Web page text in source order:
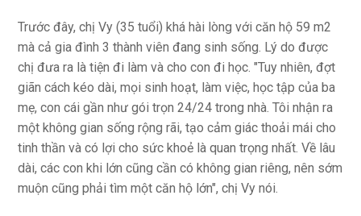
Trước đây, chị Vy (35 tuổi) khá hài lòng với căn hộ 59 m2
mà cả gia đình 3 thành viên đang sinh sống. Lý do được
chị đưa ra là tiện đi làm và cho con đi học. "Tuy nhiên, đợt
giãn cách kéo dài, mọi sinh hoạt, làm việc, học tập của ba
mẹ, con cái gần như gói trọn 24/24 trong nhà. Tôi nhận ra
một không gian sống rộng rãi, tạo cảm giác thoải mái cho
tinh thần và có lợi cho sức khoẻ là quan trọng nhất. Về lâu
dài, các con khi lớn cũng cần có không gian riêng, nên sớm
muộn cũng phải tìm một căn hộ lớn", chị Vy nói.